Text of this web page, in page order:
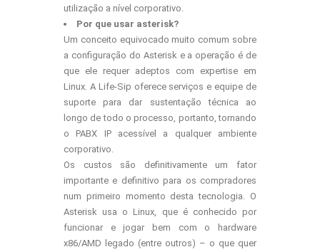
utilização a nível corporativo.
Por que usar asterisk?
Um conceito equivocado muito comum sobre
a configuração do Asterisk e a operação é de
que ele requer adeptos com expertise em
Linux. A Life-Sip oferece serviços e equipe de
suporte para dar sustentação técnica ao
longo de todo o processo, portanto, tornando
o PABX IP acessível a qualquer ambiente
corporativo.
Os custos são definitivamente um fator
importante e definitivo para os compradores
num primeiro momento desta tecnologia. O
Asterisk usa o Linux, que é conhecido por
funcionar e jogar bem com o hardware
x86/AMD legado (entre outros) – o que quer